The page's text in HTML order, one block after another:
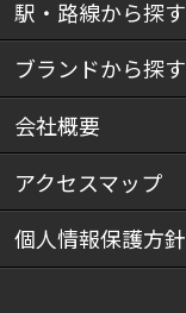
駅・路線から探す
ブランドから探す
会社概要
アクセスマップ
個人情報保護方針